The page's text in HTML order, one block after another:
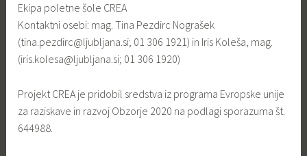
Ekipa poletne šole CREA
Kontaktni osebi: mag. Tina Pezdirc Nograšek
(tina.pezdirc@ljubljana.si; 01 306 1921) in Iris Koleša, mag.
(iris.kolesa@ljubljana.si; 01 306 1920)
Projekt CREA je pridobil sredstva iz programa Evropske unije
za raziskave in razvoj Obzorje 2020 na podlagi sporazuma št.
644988.